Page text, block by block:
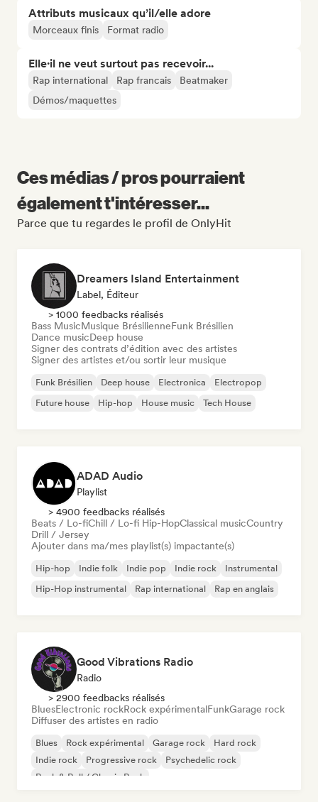
Attributs musicaux qu’il/elle adore
Morceaux finis Format radio
Elle·il ne veut surtout pas recevoir...
Rap international Rap francais
Beatmaker
Démos/maquettes
Ces médias / pros pourraient
également t'intéresser...
Parce que tu regardes le profil de OnlyHit
Dreamers Island Entertainment
Label, Éditeur
> 1000 feedbacks réalisés
Bass MusicMusique BrésilienneFunk Brésilien
Dance musicDeep house
Signer des contrats d’édition avec des artistes
Signer des artistes et/ou sortir leur musique
Funk Brésilien Deep house Electronica
Electropop
Future house
Hip-hop House music Tech House
ADAD Audio
Playlist
> 4900 feedbacks réalisés
Beats / Lo-fiChill / Lo-fi Hip-HopClassical musicCountry
Drill / Jersey
Ajouter dans ma/mes playlist(s) impactante(s)
Hip-hop Indie folk Indie pop Indie rock
Instrumental
Hip-Hop instrumental
Rap international Rap en anglais
Good Vibrations Radio
Radio
> 2900 feedbacks réalisés
BluesElectronic rockRock expérimentalFunkGarage rock
Diffuser des artistes en radio
Blues Rock expérimental Garage rock
Hard rock
Indie rock
Progressive rock
Psychedelic rock
Rock & Roll / Classic Rock